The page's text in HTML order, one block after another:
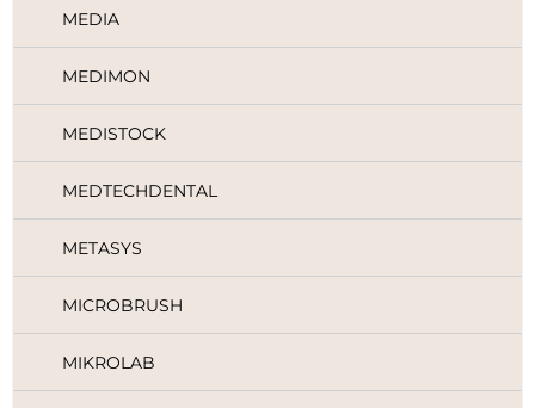
MEDIA
MEDIMON
MEDISTOCK
MEDTECHDENTAL
METASYS
MICROBRUSH
MIKROLAB